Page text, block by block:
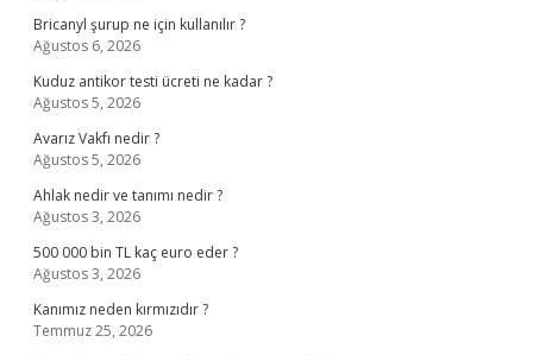
Bricanyl şurup ne için kullanılır ?
Ağustos 6, 2026
Kuduz antikor testi ücreti ne kadar ?
Ağustos 5, 2026
Avarız Vakfı nedir ?
Ağustos 5, 2026
Ahlak nedir ve tanımı nedir ?
Ağustos 3, 2026
500 000 bin TL kaç euro eder ?
Ağustos 3, 2026
Kanımız neden kırmızıdır ?
Temmuz 25, 2026